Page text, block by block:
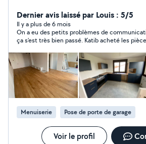
Dernier avis laissé par Louis : 5/5
Il y a plus de 6 mois
On a eu des petits problèmes de
ça s'est très bien passé. Katib acheté les
travail (découpe de 2 plans de travail en bois
aidés à remettre du mobilier en place. Bref, nickel, bon rapport
qualité / prix. Nous prévoyons de refaire un
ensemble.
Menuiserie Pose de porte de garage
Voir le profil